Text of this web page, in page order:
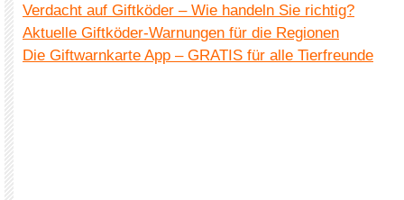
Verdacht auf Giftköder – Wie handeln Sie richtig?
Aktuelle Giftköder-Warnungen für die Regionen
Die Giftwarnkarte App – GRATIS für alle Tierfreunde